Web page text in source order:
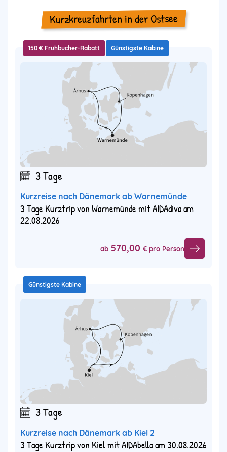
Kurzkreuzfahrten in der Ostsee
150 € Frühbucher-Rabatt Günstigste Kabine
3 Tage
Kurzreise nach Dänemark ab Warnemünde
3 Tage Kurztrip von Warnemünde mit AIDAdiva am
22.08.2026
ab 570,00 € pro Person
Günstigste Kabine
3 Tage
Kurzreise nach Dänemark ab Kiel 2
3 Tage Kurztrip von Kiel mit AIDAbella am 30.08.2026